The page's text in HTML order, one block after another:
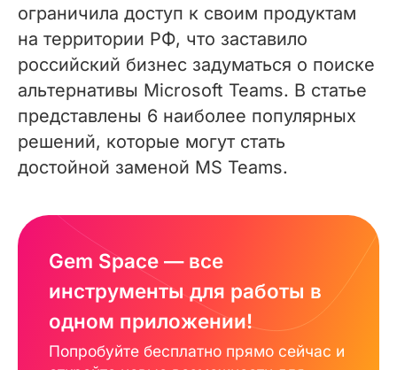
ограничила доступ к своим продуктам
на территории РФ, что заставило
российский бизнес задуматься о поиске
альтернативы Microsoft Teams. В статье
представлены 6 наиболее популярных
решений, которые могут стать
достойной заменой MS Teams.
Gem Space — все
инструменты для работы в
одном приложении!
Попробуйте бесплатно прямо сейчас и